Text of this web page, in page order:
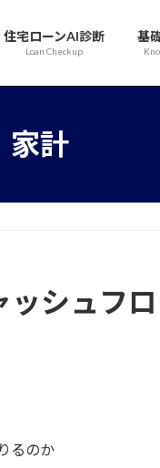
住宅ローンAI診断
Loan Checkup
基
家計
ッシュフ
るのか